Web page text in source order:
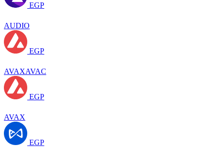
EGP
AUDIO
EGP
AVAXAVAC
EGP
AVAX
EGP